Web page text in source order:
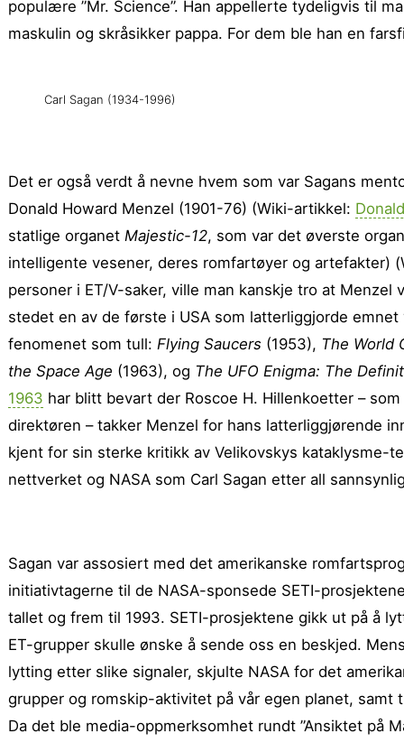
populære ”Mr. Science”. Han appellerte tydeligvis til
maskulin og skråsikker pappa. For dem ble han en
Carl Sagan (1934-1996)
Det er også verdt å nevne hvem som var Sagans
Donald Howard Menzel (1901-76) (Wiki-artikkel:
statlige organet Majestic-12, som var det øverste
intelligente vesener, deres romfartøyer og artefakter)
personer i ET/V-saker, ville man kanskje tro at
stedet en av de første i USA som latterliggjorde
fenomenet som tull: Flying Saucers (1953), The World
the Space Age (1963), og The UFO Enigma: The
1963 har blitt bevart der Roscoe H. Hillenkoetter –
direktøren – takker Menzel for hans latterliggjørende
kjent for sin sterke kritikk av Velikovskys kataklysme-
nettverket og NASA som Carl Sagan etter all
Sagan var assosiert med det amerikanske
initiativtagerne til de NASA-sponsede SETI-
tallet og frem til 1993. SETI-prosjektene gikk ut på å
ET-grupper skulle ønske å sende oss en beskjed.
lytting etter slike signaler, skjulte NASA for det
grupper og romskip-aktivitet på vår egen planet,
Da det ble media-oppmerksomhet rundt ”Ansiktet på